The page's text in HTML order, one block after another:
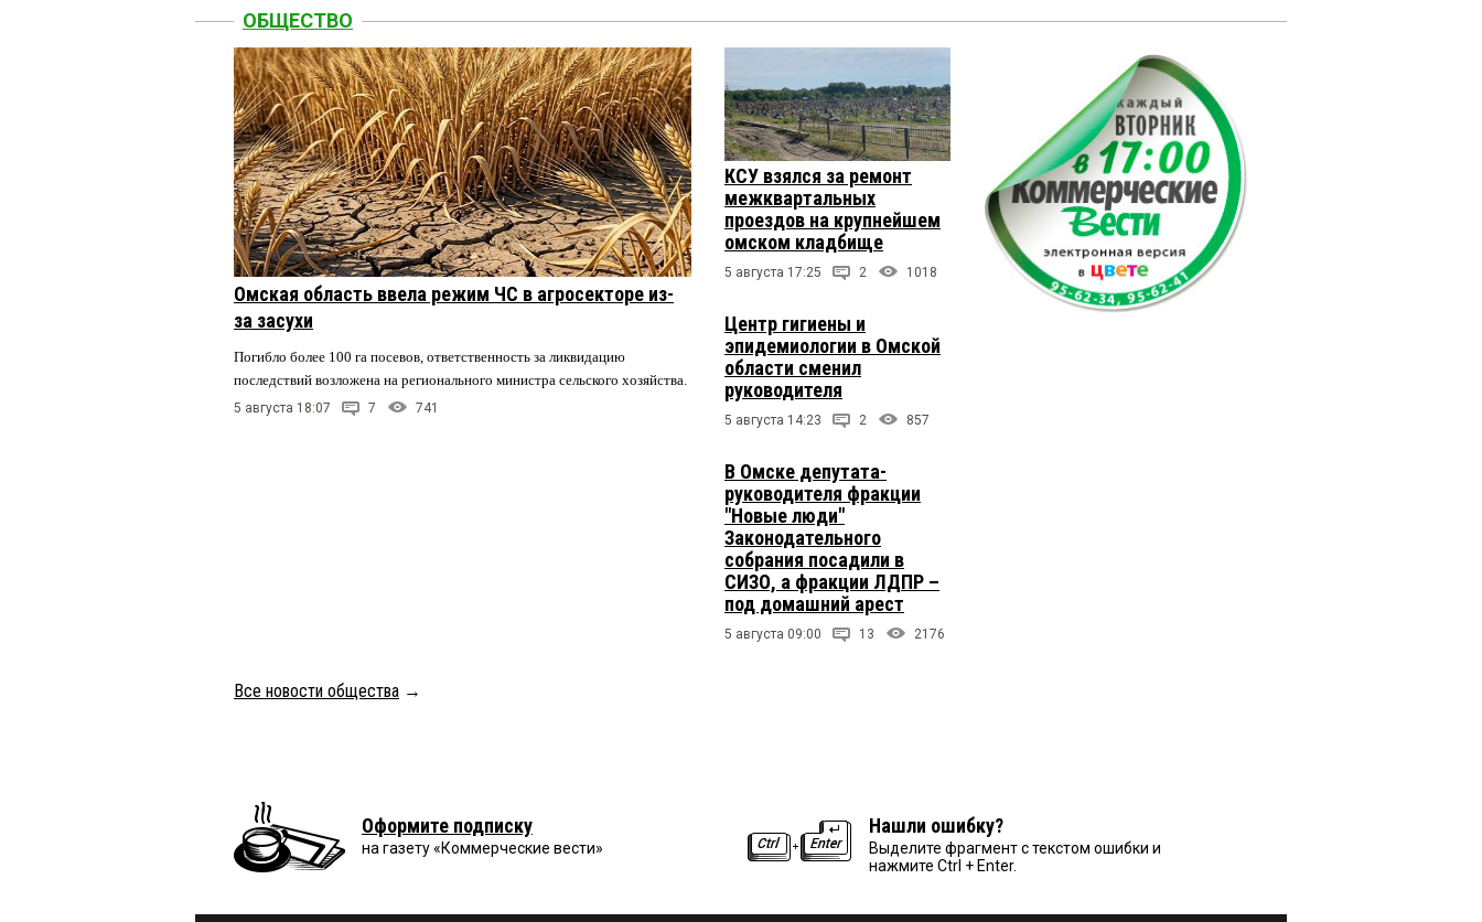
ОБЩЕСТВО
Омская область ввела режим ЧС в агросекторе из-
за засухи
Погибло более 100 га посевов, ответственность за ликвидацию
последствий возложена на регионального министра сельского хозяйства.
5 августа 18:07 7 741
КСУ взялся за ремонт
межквартальных
проездов на крупнейшем
омском кладбище
5 августа 17:25 2 1018
Центр гигиены и
эпидемиологии в Омской
области сменил
руководителя
5 августа 14:23 2 857
В Омске депутата-
руководителя фракции
"Новые люди"
Законодательного
собрания посадили в
СИЗО, а фракции ЛДПР –
под домашний арест
5 августа 09:00 13 2176
Все новости общества →
Оформите подписку
на газету «Коммерческие вести»
Нашли ошибку?
Выделите фрагмент с текстом ошибки и
нажмите Ctrl + Enter.